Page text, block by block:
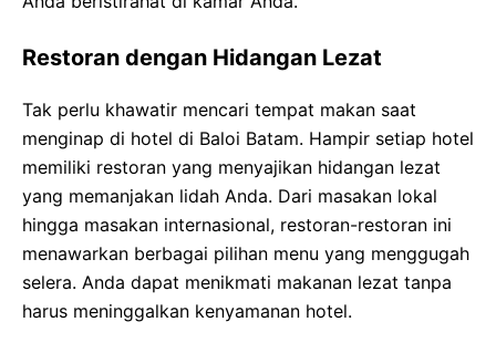
Restoran dengan Hidangan Lezat
Tak perlu khawatir mencari tempat makan saat
menginap di hotel di Baloi Batam. Hampir setiap hotel
memiliki restoran yang menyajikan hidangan lezat
yang memanjakan lidah Anda. Dari masakan lokal
hingga masakan internasional, restoran-restoran ini
menawarkan berbagai pilihan menu yang menggugah
selera. Anda dapat menikmati makanan lezat tanpa
harus meninggalkan kenyamanan hotel.